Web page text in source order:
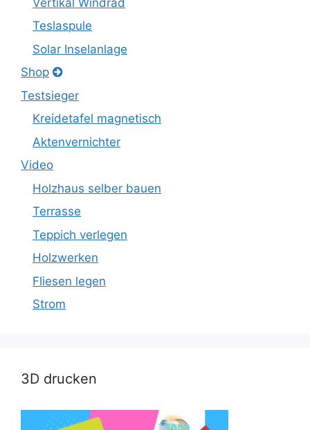
Teslaspule
Solar Inselanlage
Shop
Testsieger
Kreidetafel magnetisch
Aktenvernichter
Video
Holzhaus selber bauen
Terrasse
Teppich verlegen
Holzwerken
Fliesen legen
Strom
3D drucken